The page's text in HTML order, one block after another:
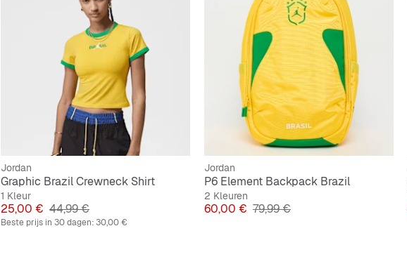
Jordan
Graphic Brazil Crewneck Shirt
1 Kleur
Prijs
25,00 € Originele Prijs
44,99 €
Beste prijs in 30 dagen:30,00 €
Jordan
P6 Element Backpack Brazil
2 Kleuren
Prijs
60,00 € Originele Prijs
79,99 €